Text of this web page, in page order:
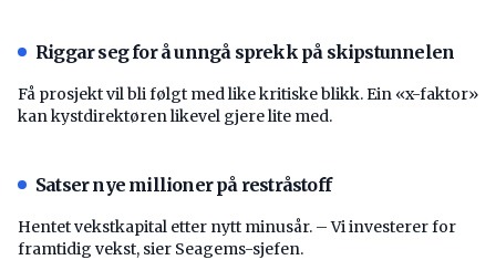
Riggar seg for å unngå sprekk på skipstunnelen
Få prosjekt vil bli følgt med like kritiske blikk. Ein «x-faktor»
kan kystdirektøren likevel gjere lite med.
Satser nye millioner på restråstoff
Hentet vekstkapital etter nytt minusår. – Vi investerer for
framtidig vekst, sier Seagems-sjefen.